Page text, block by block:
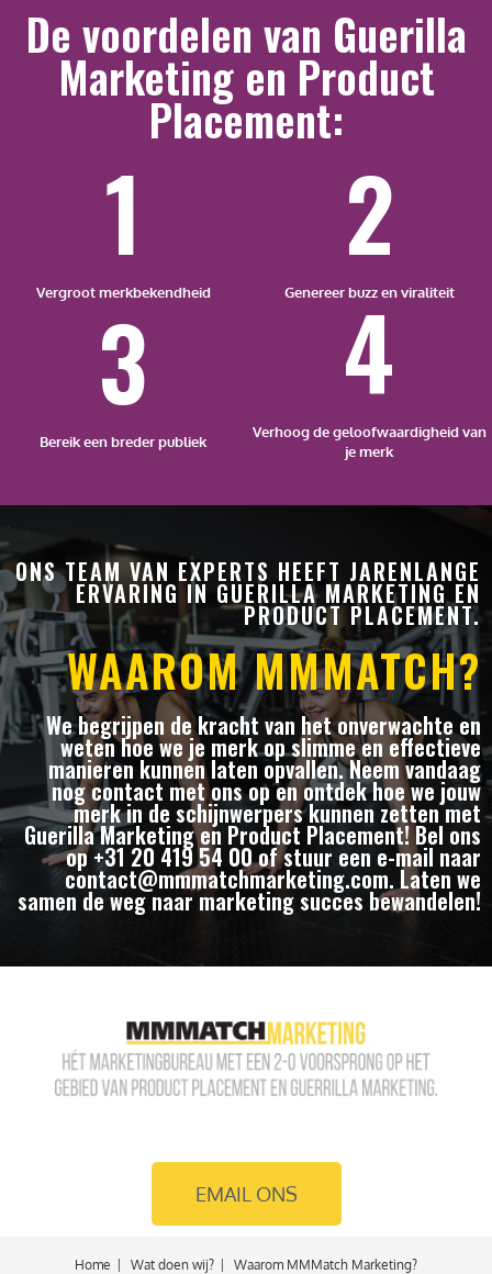
De voordelen van Guerilla
Marketing en Product
Placement:
1
Vergroot merkbekendheid
2
Genereer buzz en viraliteit
3
Bereik een breder publiek
4
Verhoog de geloofwaardigheid van
je merk
ONS TEAM VAN EXPERTS HEEFT JARENLANGE
ERVARING IN GUERILLA MARKETING EN
PRODUCT PLACEMENT.
WAAROM MMMATCH?
We begrijpen de kracht van het onverwachte en
weten hoe we je merk op slimme en effectieve
manieren kunnen laten opvallen. Neem vandaag
nog contact met ons op en ontdek hoe we jouw
merk in de schijnwerpers kunnen zetten met
Guerilla Marketing en Product Placement! Bel ons
op +31 20 419 54 00 of stuur een e-mail naar
contact@mmmatchmarketing.com. Laten we
samen de weg naar marketing succes bewandelen!
EMAIL ONS
Home Wat doen wij? Waarom MMMatch Marketing?